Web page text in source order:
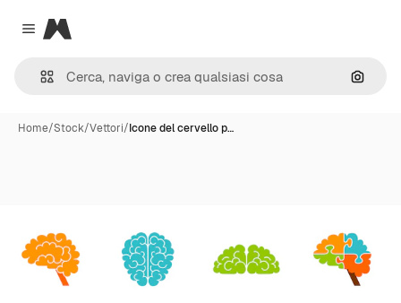
Close menu
Magnific
Cerca
Home/Stock/Vettori/Icone del cervello p…